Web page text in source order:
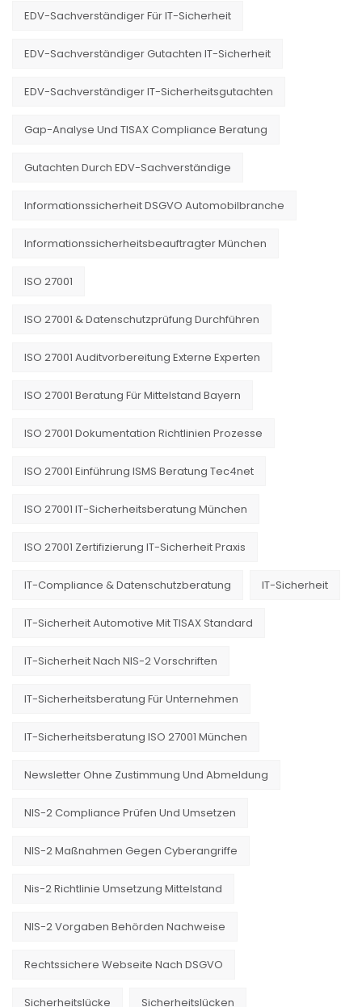
EDV-Sachverständiger Für IT-Sicherheit
EDV-Sachverständiger Gutachten IT-Sicherheit
EDV-Sachverständiger IT-Sicherheitsgutachten
Gap-Analyse Und TISAX Compliance Beratung
Gutachten Durch EDV-Sachverständige
Informationssicherheit DSGVO Automobilbranche
Informationssicherheitsbeauftragter München
ISO 27001
ISO 27001 & Datenschutzprüfung Durchführen
ISO 27001 Auditvorbereitung Externe Experten
ISO 27001 Beratung Für Mittelstand Bayern
ISO 27001 Dokumentation Richtlinien Prozesse
ISO 27001 Einführung ISMS Beratung Tec4net
ISO 27001 IT-Sicherheitsberatung München
ISO 27001 Zertifizierung IT-Sicherheit Praxis
IT-Compliance & Datenschutzberatung IT-Sicherheit
IT-Sicherheit Automotive Mit TISAX Standard
IT-Sicherheit Nach NIS-2 Vorschriften
IT-Sicherheitsberatung Für Unternehmen
IT-Sicherheitsberatung ISO 27001 München
Newsletter Ohne Zustimmung Und Abmeldung
NIS-2 Compliance Prüfen Und Umsetzen
NIS-2 Maßnahmen Gegen Cyberangriffe
Nis-2 Richtlinie Umsetzung Mittelstand
NIS-2 Vorgaben Behörden Nachweise
Rechtssichere Webseite Nach DSGVO
Sicherheitslücke Sicherheitslücken